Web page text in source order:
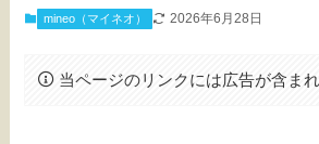
mineo（マイネオ） 2026年6月28日
当ページのリンクには広告が含まれ